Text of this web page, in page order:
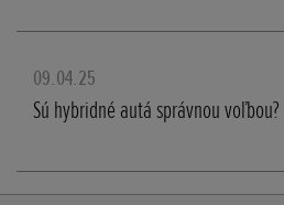
09.04.25
Sú hybridné autá správnou voľbou?